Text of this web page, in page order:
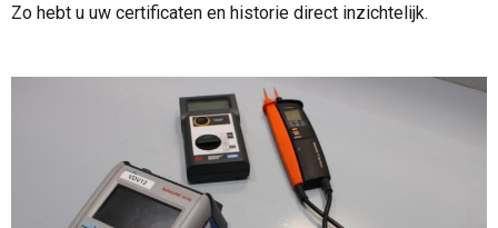
Zo hebt u uw certificaten en historie direct inzichtelijk.